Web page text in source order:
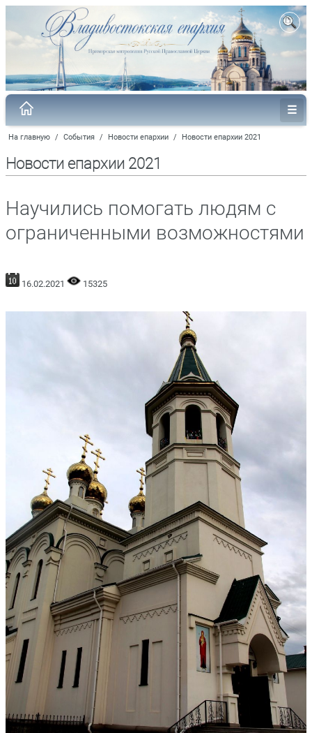
На главную / События / Новости епархии / Новости епархии 2021
Новости епархии 2021
Научились помогать людям с
ограниченными возможностями
16.02.2021 15325